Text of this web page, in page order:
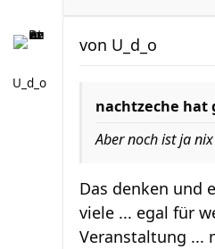
U_d_o
von U_d_o
nachtzeche hat
Aber noch ist ja
Das denken und
viele ... egal für
Veranstaltung ...